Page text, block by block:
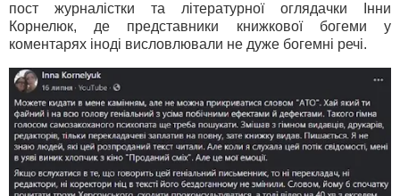
пост журналістки та літературної оглядачки Інни
Корнелюк, де представники книжкової богеми у
коментарях іноді висловлювали не дуже богемні речі.